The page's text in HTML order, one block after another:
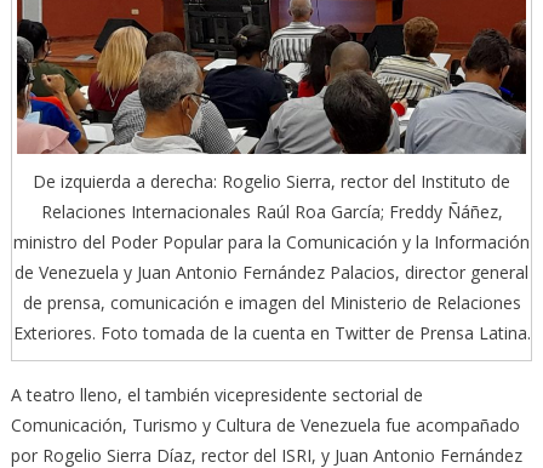
De izquierda a derecha: Rogelio Sierra, rector del Instituto de
Relaciones Internacionales Raúl Roa García; Freddy Ñáñez,
ministro del Poder Popular para la Comunicación y la Información
de Venezuela y Juan Antonio Fernández Palacios, director general
de prensa, comunicación e imagen del Ministerio de Relaciones
Exteriores. Foto tomada de la cuenta en Twitter de Prensa Latina.
A teatro lleno, el también vicepresidente sectorial de
Comunicación, Turismo y Cultura de Venezuela fue acompañado
por Rogelio Sierra Díaz, rector del ISRI, y Juan Antonio Fernández